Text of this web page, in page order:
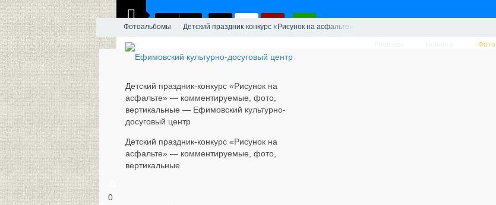
Фото
Детский праздник-конкурс «Рисунок на
асфальте» — комментируемые, фото,
вертикальные — Ефимовский культурно-
досуговый центр
Детский праздник-конкурс «Рисунок на
асфальте» — комментируемые, фото,
вертикальные
Фотоальбомы Детский праздник-конкурс «Рисунок на асфальте» — комментируемые, фото, вертикальные
0